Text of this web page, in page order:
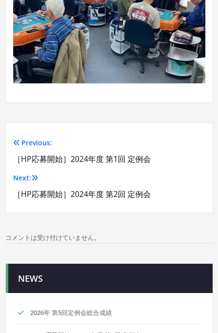
投
稿
ナ
ョ
ン
Previous:
［HP応募開始］2024年度 第1回 定例会
Next:
［HP応募開始］2024年度 第2回 定例会
コメントは受け付けていません。
NEWS
2026年 第5回定例会総合成績